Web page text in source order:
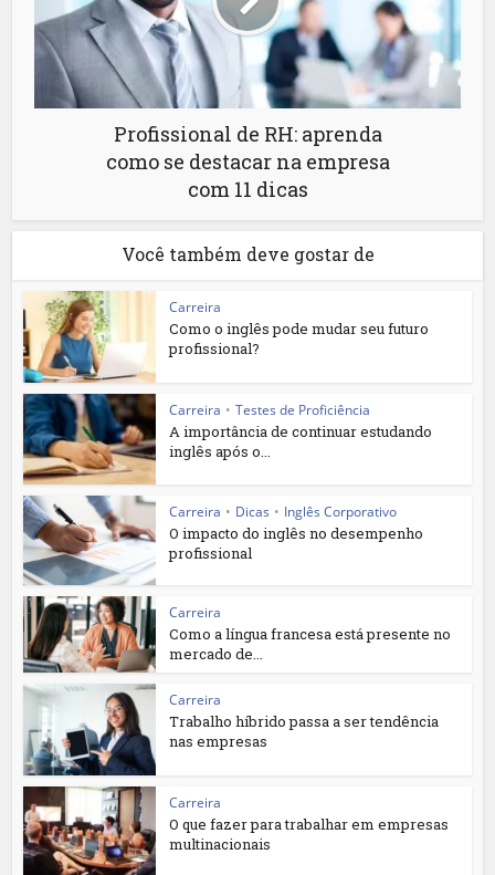
Profissional de RH: aprenda
como se destacar na empresa
com 11 dicas
Você também deve gostar de
Carreira
Como o inglês pode mudar seu futuro
profissional?
Carreira • Testes de Proficiência
A importância de continuar estudando
inglês após o...
Carreira • Dicas • Inglês Corporativo
O impacto do inglês no desempenho
profissional
Carreira
Como a língua francesa está presente no
mercado de...
Carreira
Trabalho híbrido passa a ser tendência
nas empresas
Carreira
O que fazer para trabalhar em empresas
multinacionais